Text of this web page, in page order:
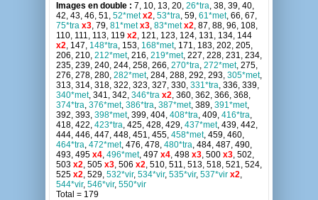
Images en double : 7, 10, 13, 20, 26*tra, 38, 39, 40,
42, 43, 46, 51, 52*metx2, 53*tra, 59, 61*met, 66, 67,
75*tra x3, 79, 81*metx3, 83*metx2, 87, 88, 96, 108,
110, 111, 113, 119 x2, 121, 123, 124, 131, 134, 144
x2, 147, 148*tra, 153, 168*met, 171, 183, 202, 205,
206, 210, 212*met, 216, 219*met, 227, 228, 231, 234,
235, 239, 240, 244, 258, 266, 270*tra, 272*met, 275,
276, 278, 280, 282*met, 284, 288, 292, 293, 305*met,
313, 314, 318, 322, 323, 327, 330, 331*tra, 336, 339,
340*met, 341, 342, 346*tra x2, 360, 362, 366, 368,
374*tra, 376*met, 386*tra, 387*met, 389, 391*met,
392, 393, 398*met, 399, 404, 408*tra, 409, 416*tra,
418, 422, 423*tra, 425, 428, 429, 437*met, 439, 442,
444, 446, 447, 448, 451, 455, 458*met, 459, 460,
464*tra, 472*met, 476, 478, 480*tra, 484, 487, 490,
493, 495 x4, 496*met, 497 x4, 498 x3, 500 x3, 502,
503 x2, 505 x3, 506 x2, 510, 511, 513, 518, 521, 524,
525 x2, 529, 532*vir, 534*vir, 535*vir, 537*vir x2,
544*vir, 546*vir, 550*vir
Total = 179